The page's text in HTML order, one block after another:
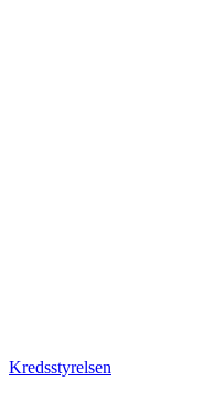
Kredsstyrelsen